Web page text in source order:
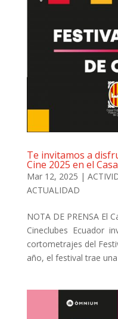
Te invitamos a
Cine 2025 en el
Mar 12, 2025 |
ACTUALIDAD
NOTA DE PRENSA El
Cineclubes Ecuador
cortometrajes del
año, el festival trae